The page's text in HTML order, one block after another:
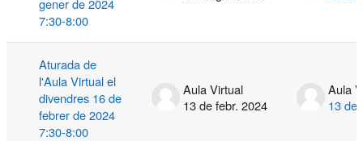
gener de 2024
7:30-8:00
Aturada de
l'Aula Virtual el
divendres 16 de
febrer de 2024
7:30-8:00
Aula Virtual
13 de febr. 2024
Aula
13 de